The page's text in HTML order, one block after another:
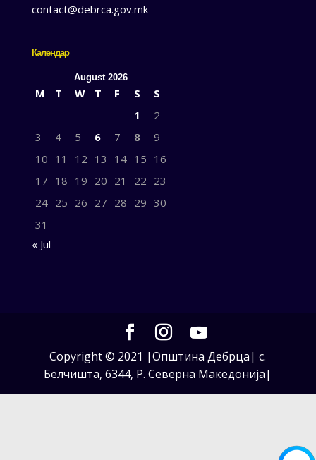
contact@debrca.gov.mk
Календар
August 2026
M T W T F S
S
1
2
3
4 5 6 7 8
9
10 11 12 13 14 15 16
17 18 19 20 21 22 23
24 25 26 27 28 29 30
31
« Jul
Copyright © 2021 |Општина Дебрца| с.
Белчишта, 6344, Р. Северна Македонија|